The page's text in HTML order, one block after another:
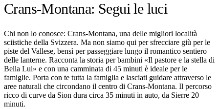
Crans-Montana: Segui le luci
Chi non lo conosce: Crans-Montana, una delle migliori località
sciistiche della Svizzera. Ma non siamo qui per sfrecciare giù per le
piste del Vallese, bensì per passeggiare lungo il romantico sentiero
delle lanterne. Racconta la storia per bambini «Il pastore e la stella di
Bella Lui» e con una camminata di 45 minuti è ideale per le
famiglie. Porta con te tutta la famiglia e lasciati guidare attraverso le
aree naturali che circondano il centro di Crans-Montana. Il percorso
ricco di curve da Sion dura circa 35 minuti in auto, da Sierre 20
minuti.